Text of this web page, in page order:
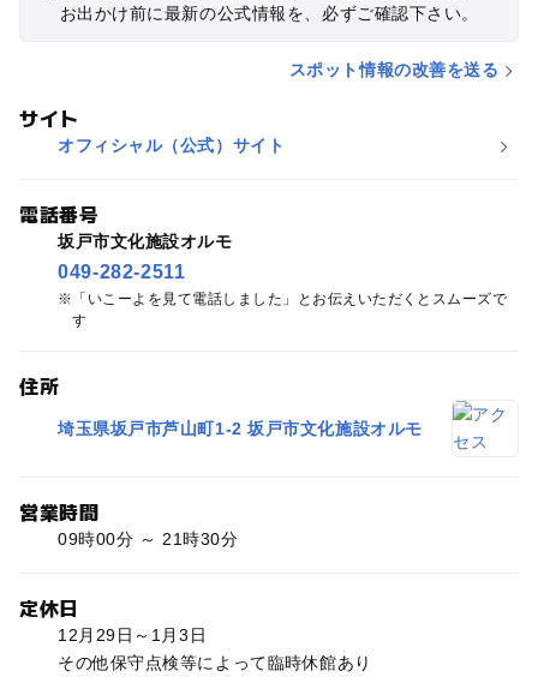
お出かけ前に最新の公式情報を、必ずご確認下さい。
スポット情報の改善を送る
サイト
オフィシャル（公式）サイト
電話番号
坂戸市文化施設オルモ
049-282-2511
「いこーよを見て電話しました」とお伝えいただくとスムーズで
す
住所
埼玉県坂戸市芦山町1-2 坂戸市文化施設オルモ
営業時間
09時00分 ～ 21時30分
定休日
12月29日～1月3日
その他保守点検等によって臨時休館あり